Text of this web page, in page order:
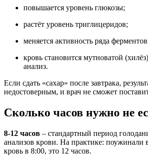
повышается уровень глюкозы;
растёт уровень триглицеридов;
меняется активность ряда
кровь становится мутноватой
анализ.
Если сдать «сахар» после завтрака,
недостоверным, и врач не сможет
Сколько часов нужно не
8-12 часов – стандартный период
анализов крови. На практике: поужинали
кровь в 8:00, это 12 часов.